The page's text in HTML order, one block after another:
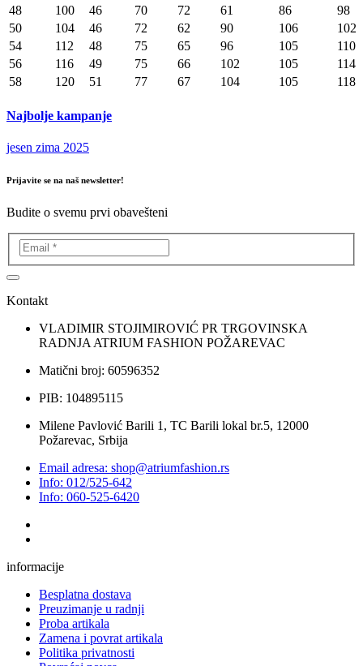
48
100 46 70 72 61 86
98
50
104 46 72 62 90 106
102
54
112 48 75 65 96 105
110
56
116 49 75 66 102 105
114
58
120 51 77 67 104 105 118
Najbolje kampanje
jesen zima 2025
Prijavite se na naš newsletter!
Budite o svemu prvi obavešteni
Kontakt
VLADIMIR STOJIMIROVIĆ PR TRGOVINSKA
RADNJA ATRIUM FASHION POŽAREVAC
Matični broj: 60596352
PIB: 104895115
Milene Pavlović Barili 1, TC Barili lokal br.5, 12000
Požarevac, Srbija
Email adresa: shop@atriumfashion.rs
Info: 012/525-642
Info: 060-525-6420
informacije
Besplatna dostava
Preuzimanje u radnji
Proba artikala
Zamena i povrat artikala
Politika privatnosti